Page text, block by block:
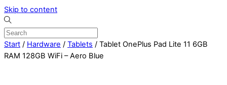
Skip to content
Start / Hardware / Tablets / Tablet OnePlus Pad Lite 11 6GB
RAM 128GB WiFi – Aero Blue